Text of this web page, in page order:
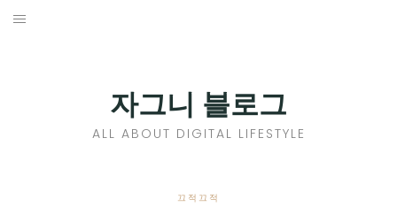
Skip
자그니 블로그
ALL ABOUT DIGITAL LIFESTYLE
끄적끄적